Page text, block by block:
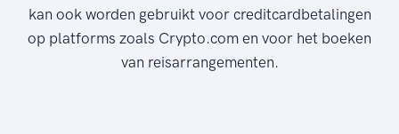
kan ook worden gebruikt voor creditcardbetalingen
op platforms zoals Crypto.com en voor het boeken
van reisarrangementen.